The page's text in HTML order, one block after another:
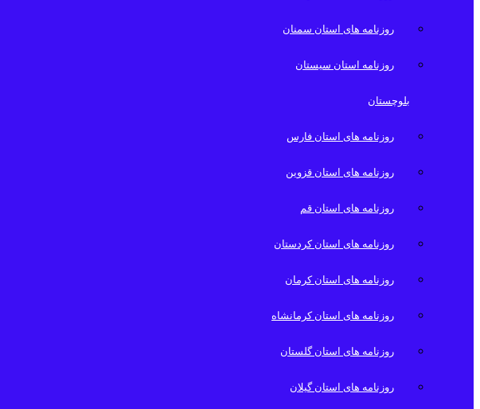
روزنامه های استان سمنان
روزنامه استان سیستان
بلوچستان
روزنامه های استان فارس
روزنامه های استان قزوین
روزنامه های استان قم
روزنامه های استان کردستان
روزنامه های استان کرمان
روزنامه های استان کرمانشاه
روزنامه های استان گلستان
روزنامه های استان گیلان